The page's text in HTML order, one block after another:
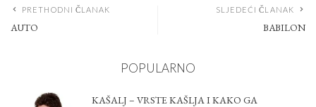
PRETHODNI ČLANAK
AUTO
SLJEDEĆI ČLANAK
BABILON
POPULARNO
KAŠALJ – VRSTE KAŠLJA I KAKO GA